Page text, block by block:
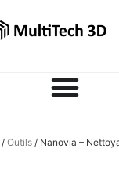
/ Outils / Nanovia –